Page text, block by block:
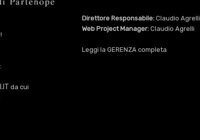
da cui
Direttore Responsabile: Claudio Agrelli
Web Project Manager: Claudio Agrelli
Leggi la GERENZA completa